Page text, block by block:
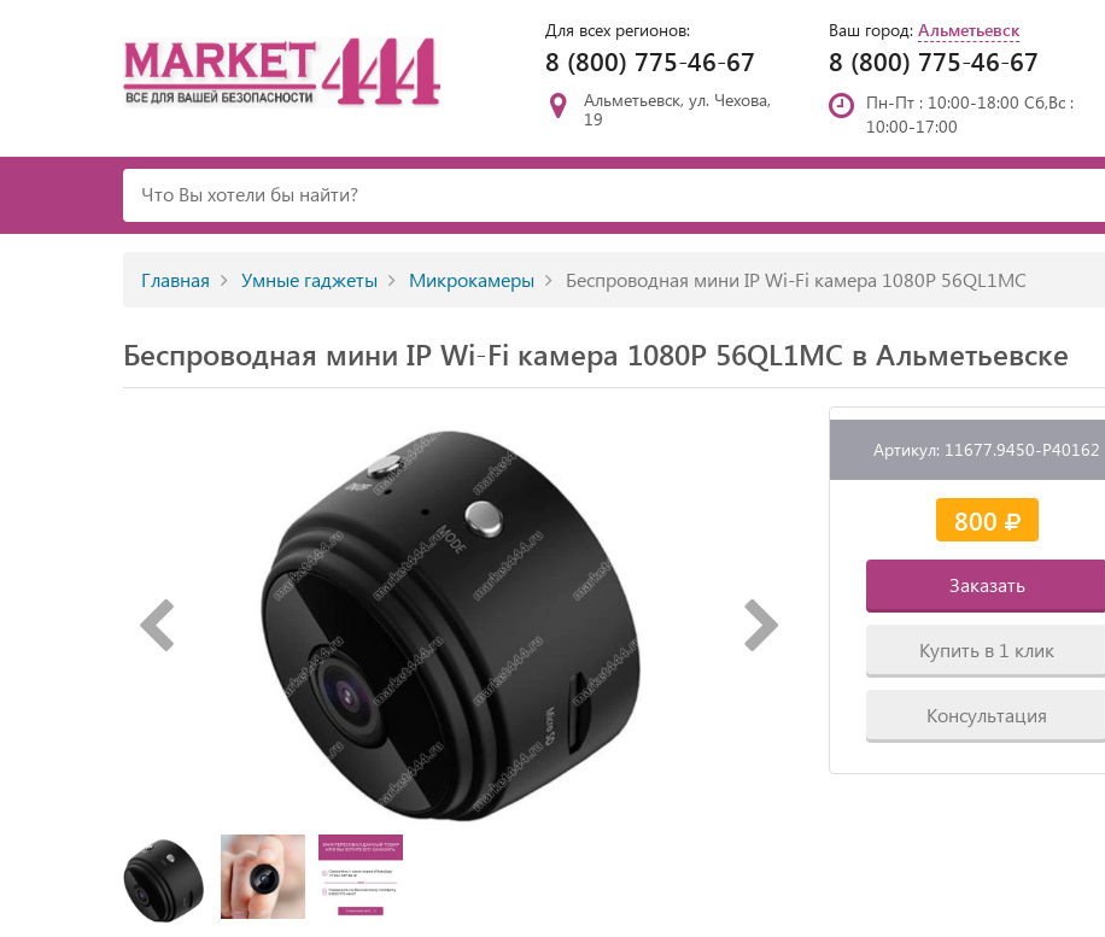
Для всех регионов:
8 (800) 775-46-67
Ваш город: Альметьевск
8 (800) 775-46-67
Альметьевск, ул. Чехова,
19
Пн-Пт : 10:00-18:00 Сб,Вс :
10:00-17:00
Главная Умные гаджеты Микрокамеры Беспроводная мини IP Wi-Fi камера 1080P 56QL1MC
Беспроводная мини IP Wi-Fi камера 1080P 56QL1MC в Альметьевске
Артикул: 11677.9450-P40162
800
Заказать
Купить в 1 клик
Консультация